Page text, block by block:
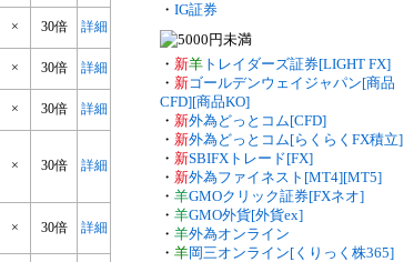
× 30倍 詳細
× 30倍 詳細
× 30倍 詳細
× 30倍 詳細
× 30倍 詳細
・ IG証券
・ 新羊 トレイダーズ証券[LIGHT FX]
・ 新ゴールデンウェイジャパン[商品
CFD][商品KO]
・ 新外為どっとコム[CFD]
・ 新外為どっとコム[らくらくFX積立]
・ 新SBIFXトレード[FX]
・ 新外為ファイネスト[MT4][MT5]
・ 羊GMOクリック証券[FXネオ]
・ 羊GMO外貨[外貨ex]
・ 羊外為オンライン
・ 羊岡三オンライン[くりっく株365]